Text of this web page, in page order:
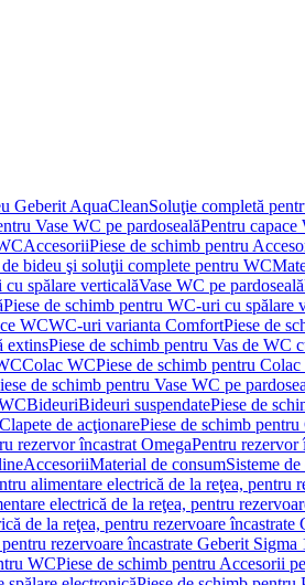
Geberit AquaCleanSoluţie completă
Vase WC pe pardosealăPentru
AccesoriiPiese de schimb pentru
bideu şi soluţii complete pentru WC
spălare verticalăVase WC pe pardoseală
Piese de schimb pentru WC-uri cu spălare
WCWC-uri varianta ComfortPiese de
extinsPiese de schimb pentru Vas de WC
Colac WCPiese de schimb pentru
de schimb pentru Vase WC pe
BideuriBideuri suspendatePiese de
Clapete de acţionarePiese de schimb
rezervor încastrat OmegaPentru rezervor
AccesoriiMaterial de consumSisteme
alimentare electrică de la reţea, pentru
electrică de la reţea, pentru
de la reţea, pentru rezervoare încastrate
rezervoare încastrate Geberit Sigma
WCPiese de schimb pentru Accesorii